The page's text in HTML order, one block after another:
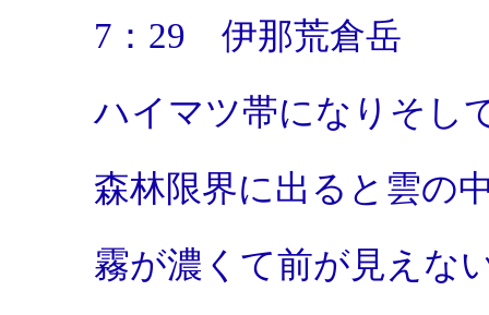
7：29 伊那荒倉岳
ハイマツ帯になりそし
森林限界に出ると雲の
霧が濃くて前が見えな